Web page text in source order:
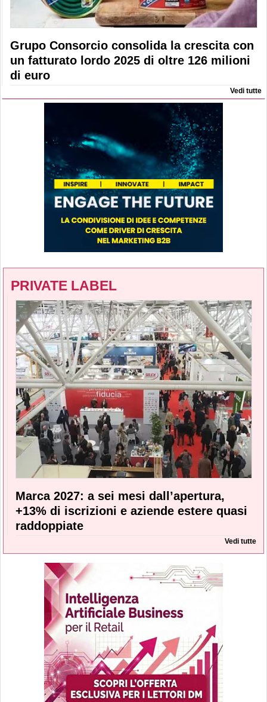
Grupo Consorcio consolida la crescita con
un fatturato lordo 2025 di oltre 126 milioni
di euro
Vedi tutte
PRIVATE LABEL
Marca 2027: a sei mesi dall’apertura,
+13% di iscrizioni e aziende estere quasi
raddoppiate
Vedi tutte